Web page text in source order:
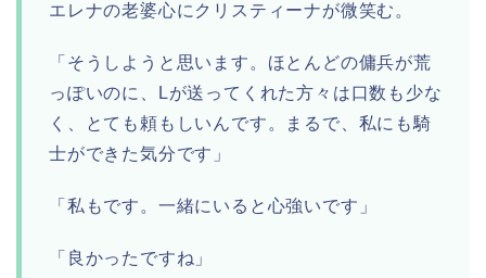
エレナの老婆心にクリスティーナが微笑む。
「そうしようと思います。ほとんどの傭兵が荒
っぽいのに、Lが送ってくれた方々は口数も少な
く、とても頼もしいんです。まるで、私にも騎
士ができた気分です」
「私もです。一緒にいると心強いです」
「良かったですね」